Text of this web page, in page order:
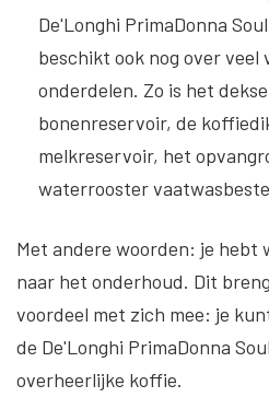
De'Longhi PrimaDonna
beschikt ook nog over veel
onderdelen. Zo is het
bonenreservoir, de
melkreservoir, het
waterrooster
Met andere woorden: je hebt
naar het onderhoud. Dit
voordeel met zich mee: je
de De'Longhi PrimaDonna
overheerlijke koffie.